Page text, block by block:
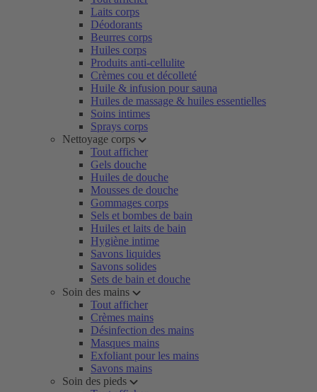
Laits corps
Déodorants
Beurres corps
Huiles corps
Produits anti-cellulite
Crèmes cou et décolleté
Huile & infusion pour sauna
Huiles de massage & huiles essentielles
Soins intimes
Sprays corps
Nettoyage corps
Tout afficher
Gels douche
Huiles de douche
Mousses de douche
Gommages corps
Sels et bombes de bain
Huiles et laits de bain
Hygiène intime
Savons liquides
Savons solides
Sets de bain et douche
Soin des mains
Tout afficher
Crèmes mains
Désinfection des mains
Masques mains
Exfoliant pour les mains
Savons mains
Soin des pieds